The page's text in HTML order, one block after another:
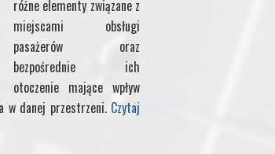
różne elementy związane z
miejscami obsługi
pasażerów oraz
bezpośrednie ich
otoczenie mające wpływ
w danej przestrzeni. Czytaj